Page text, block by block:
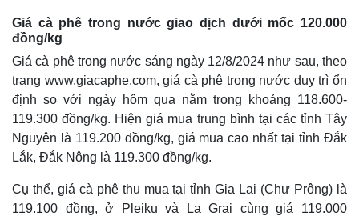
Nhận diện sự thật
Dấu ấn VOV
Biển đảo
Giá cà phê trong nước giao dịch dưới mốc 120.000
đồng/kg
Giá cà phê trong nước sáng ngày 12/8/2024 như sau, theo
trang www.giacaphe.com, giá cà phê trong nước duy trì ổn
định so với ngày hôm qua nằm trong khoảng 118.600-
119.300 đồng/kg. Hiện giá mua trung bình tại các tỉnh Tây
Nguyên là 119.200 đồng/kg, giá mua cao nhất tại tỉnh Đắk
Lắk, Đắk Nông là 119.300 đồng/kg.
Cụ thể, giá cà phê thu mua tại tỉnh Gia Lai (Chư Prông) là
119.100 đồng, ở Pleiku và La Grai cùng giá 119.000